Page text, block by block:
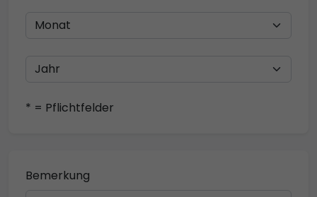
* = Pflichtfelder
Bemerkung